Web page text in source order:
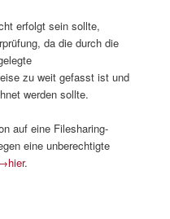
erfolgt sein sollte,
da die durch die
zu weit gefasst ist und
werden sollte.
auf eine Filesharing-
eine unberechtigte
.